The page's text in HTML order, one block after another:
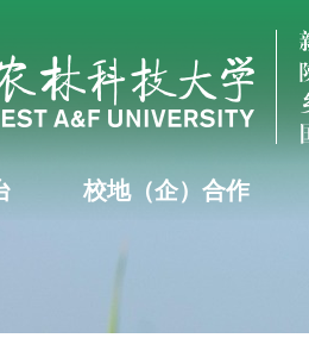
校地（企）合作